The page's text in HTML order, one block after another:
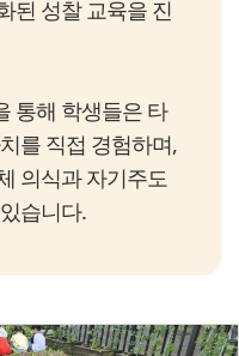
된 성찰 교육을 진
통해 학생들은 타
를 직접 경험하며,
의식과 자기주도
습니다.